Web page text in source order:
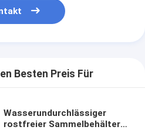
Besten Preis Für
Wasserundurchlässiger
rostfreier Sammelbehälter